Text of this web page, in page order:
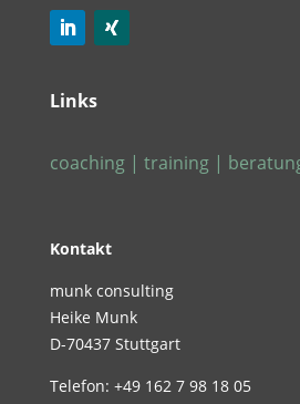
Links
coaching | training |
Kontakt
munk consulting
Heike Munk
D-70437 Stuttgart
Telefon: +49 162 7 98 18 05